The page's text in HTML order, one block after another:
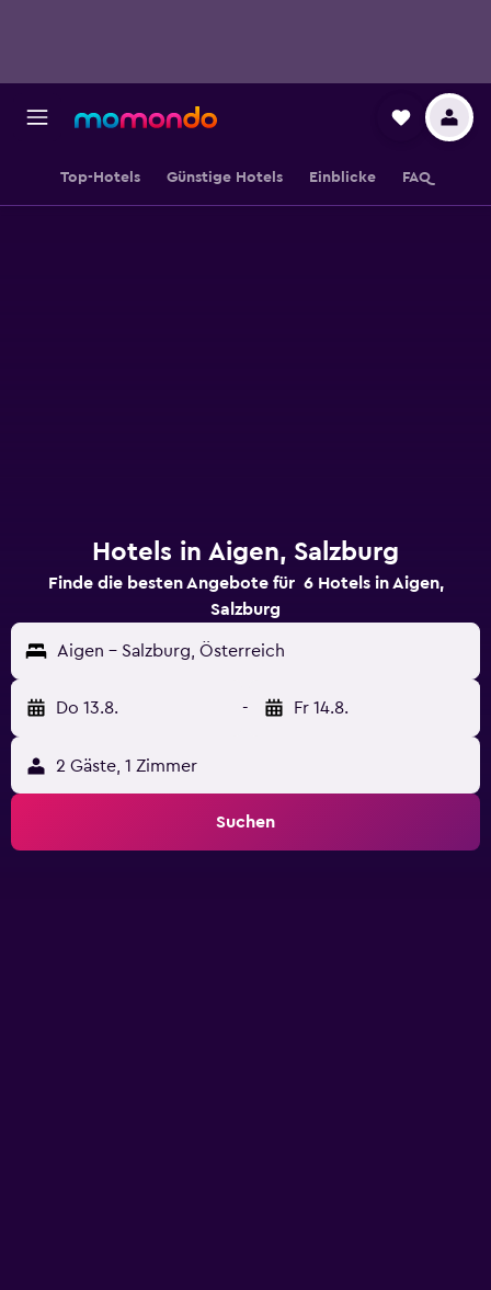
Top-Hotels Günstige Hotels Einblicke FAQ
Hotels in Aigen, Salzburg
Finde die besten Angebote für 6 Hotels in Aigen,
Salzburg
Aigen - Salzburg, Österreich
Do 13.8. - Fr 14.8.
2 Gäste, 1 Zimmer
Suchen